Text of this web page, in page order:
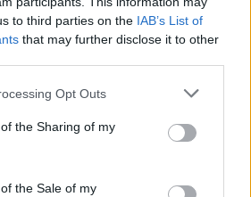
to third parties on the IAB’s List of
that may further disclose it to other
app uses one or more Google
or usage behaviour. You may click to
to Google and its third-party tags to
specified purposes in below Google
Opt Outs
the Sharing of my
the Sale of my
17 tonnás kamiont a sárból az
nyom.